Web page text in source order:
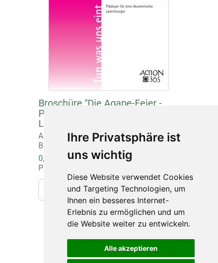
Ihre Privatsphäre ist
uns wichtig
Diese Website verwendet Cookies
und Targeting Technologien, um
Ihnen ein besseres Internet-
Erlebnis zu ermöglichen und um
die Website weiter zu entwickeln.
Alle akzeptieren
Broschüre "Die Agape-Feier -
Plädoyer für eine ökumenische
Laien-Liturgie" Auflage 2021
Artikel-Nr. 10941
Broschüre, Format DIN A5, 12 Seiten
0,00 €
Preise inkl. gesetzlicher MwSt.
In den Warenkorb
Datenschutz